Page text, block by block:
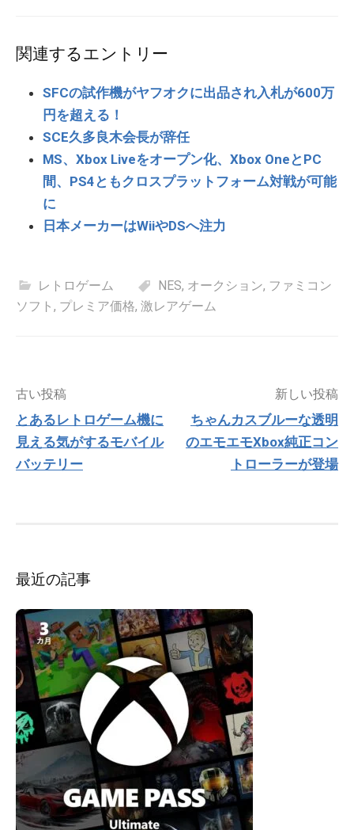
関連するエントリー
SFCの試作機がヤフオクに出品され入札が600万
円を超える！
SCE久多良木会長が辞任
MS、Xbox Liveをオープン化、Xbox OneとPC
間、PS4ともクロスプラットフォーム対戦が可能
に
日本メーカーはWiiやDSへ注力
レトロゲーム NES, オークション, ファミコン
ソフト , プレミア価格, 激レアゲーム
投
ナ
ビ
ゲ
古い投稿
とあるレトロゲーム機に
見える気がするモバイル
バッテリー
新しい投稿
ちゃんカスブルーな透明
のエモエモXbox純正コン
トローラーが登場
最近の記事